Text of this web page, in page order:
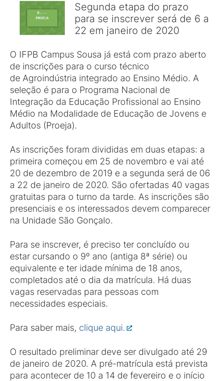
Segunda etapa do prazo
para se inscrever será de 6 a
22 em janeiro de 2020
O IFPB Campus Sousa já está com prazo aberto
de inscrições para o curso técnico
de Agroindústria integrado ao Ensino Médio. A
seleção é para o Programa Nacional de
Integração da Educação Profissional ao Ensino
Médio na Modalidade de Educação de Jovens e
Adultos (Proeja).
As inscrições foram divididas em duas etapas: a
primeira começou em 25 de novembro e vai até
20 de dezembro de 2019 e a segunda será de 06
a 22 de janeiro de 2020. São ofertadas 40 vagas
gratuitas para o turno da tarde. As inscrições são
presenciais e os interessados devem comparecer
na Unidade São Gonçalo.
Para se inscrever, é preciso ter concluído ou
estar cursando o 9º ano (antiga 8ª série) ou
equivalente e ter idade mínima de 18 anos,
completados até o dia da matrícula. Há duas
vagas reservadas para pessoas com
necessidades especiais.
Para saber mais, clique aqui.
O resultado preliminar deve ser divulgado até 29
de janeiro de 2020. A pré-matrícula está prevista
para acontecer de 10 a 14 de fevereiro e o início